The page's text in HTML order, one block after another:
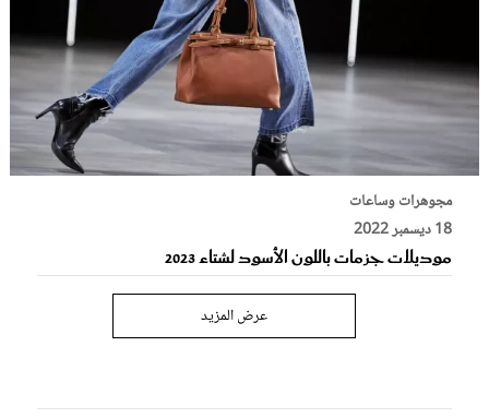
مجوهرات وساعات
18 ديسمبر 2022
موديلات جزمات باللون الأسود لشتاء 2023
عرض المزيد